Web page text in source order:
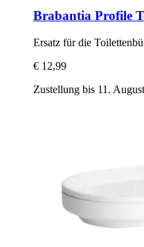
Brabantia Profile
Ersatz für die
€ 12,99
Zustellung bis 11. August